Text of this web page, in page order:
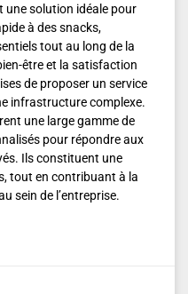
solution idéale pour
à des snacks,
tout au long de la
être et la satisfaction
de proposer un service
infrastructure complexe.
une large gamme de
pour répondre aux
Ils constituent une
tout en contribuant à la
sein de l’entreprise.